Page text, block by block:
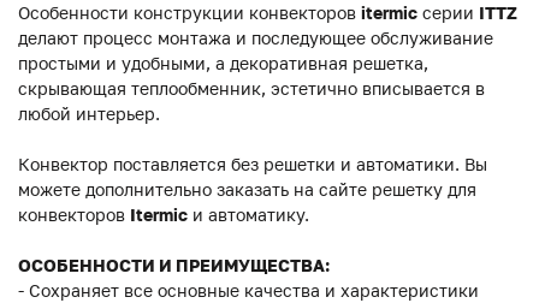
Особенности конструкции конвекторов itermic серии ITTZ
делают процесс монтажа и последующее обслуживание
простыми и удобными, а декоративная решетка,
скрывающая теплообменник, эстетично вписывается в
любой интерьер.
Конвектор поставляется без решетки и автоматики. Вы
можете дополнительно заказать на сайте решетку для
конвекторов Itermic и автоматику.
ОСОБЕННОСТИ И ПРЕИМУЩЕСТВА:
- Сохраняет все основные качества и характеристики